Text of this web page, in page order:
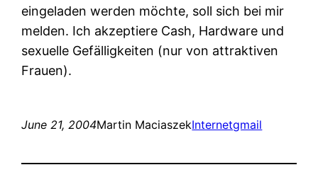
eingeladen werden möchte, soll sich bei mir
melden. Ich akzeptiere Cash, Hardware und
sexuelle Gefälligkeiten (nur von attraktiven
Frauen).
June 21, 2004Martin MaciaszekInternetgmail